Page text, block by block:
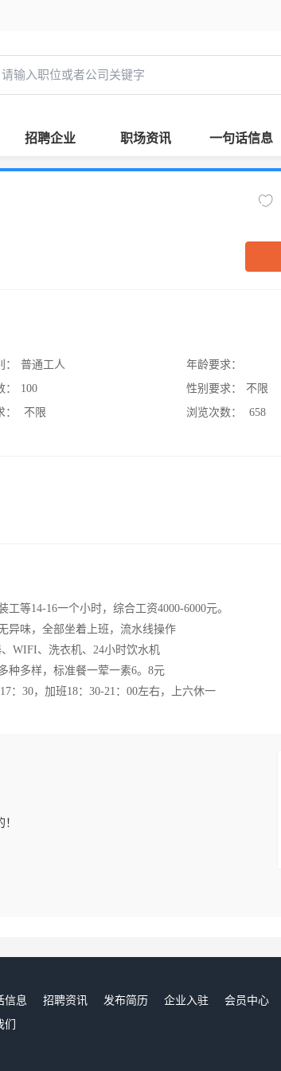
招聘企业 职场资讯 一句话信息
普通工人
100
不限
年龄要求：
性别要求：
不限
浏览次数：
658
等14-16一个小时，综合工资4000-6000元。
异味，全部坐着上班，流水线操作
WIFI、洗衣机、24小时饮水机
种多样，标准餐一荤一素6。8元
：30，加班18：30-21：00左右，上六休一
信息 招聘资讯 发布简历 企业入驻 会员中心